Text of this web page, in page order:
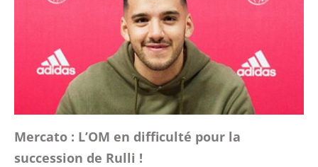
Mercato : L’OM en difficulté pour la
succession de Rulli !